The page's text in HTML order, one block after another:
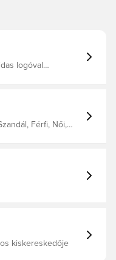
logóval
Férfi, Női,
kiskereskedője